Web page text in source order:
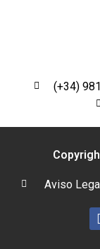
(+34)
Aviso